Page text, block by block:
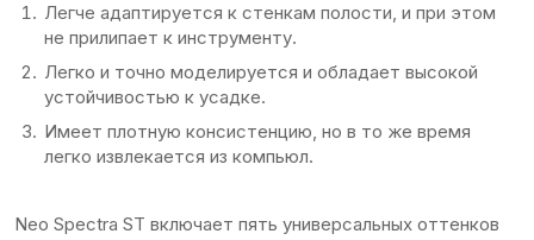
Легче адаптируется к стенкам полости, и при этом
не прилипает к инструменту.
Легко и точно моделируется и обладает высокой
устойчивостью к усадке.
Имеет плотную консистенцию, но в то же время
легко извлекается из компьюл.
Neo Spectra ST включает пять универсальных оттенков